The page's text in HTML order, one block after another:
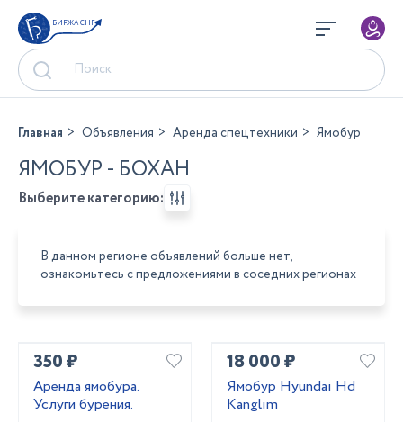
БИРЖА СНГ
Главная Объявления Аренда спецтехники Ямобур
ЯМОБУР - БОХАН
Выберите категорию:
В данном регионе объявлений больше нет,
ознакомьтесь с предложениями в соседних регионах
350 ₽
Аренда ямобура.
Услуги бурения.
18 000 ₽
Ямобур Hyundai Hd
Kanglim